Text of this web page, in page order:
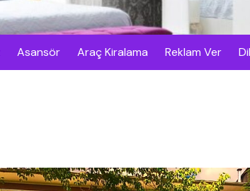
Asansör Araç Kiralama Reklam Ver Dil